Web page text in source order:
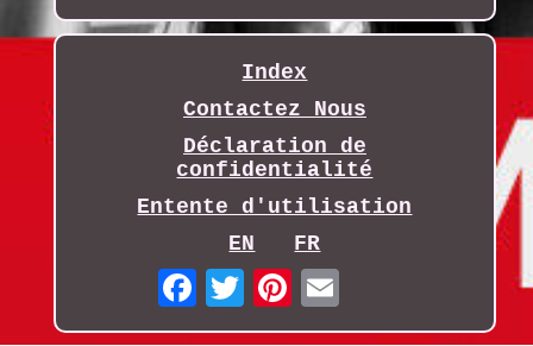
Index
Contactez Nous
Déclaration de
confidentialité
Entente d'utilisation
EN
FR